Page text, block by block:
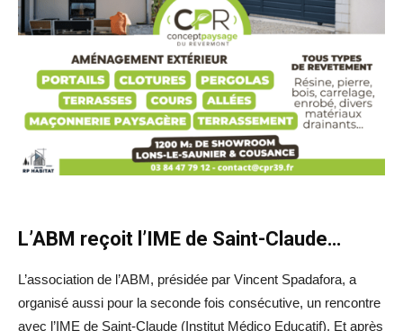
L’ABM reçoit l’IME de Saint-Claude…
L’association de l’ABM, présidée par Vincent Spadafora, a
organisé aussi pour la seconde fois consécutive, un rencontre
avec l’IME de Saint-Claude (Institut Médico Educatif). Et après